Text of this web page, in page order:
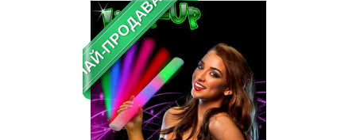
НАЙ-ПРОДАВАН